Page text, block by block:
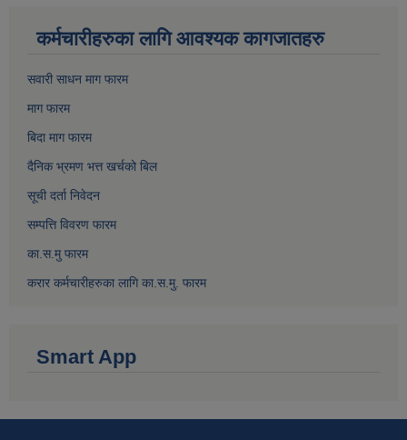
कर्मचारीहरुका लागि आवश्यक कागजातहरु
सवारी साधन माग फारम
माग फारम
बिदा माग फारम
दैनिक भ्रमण भत्त खर्चको बिल
सूची दर्ता निवेदन
सम्पत्ति विवरण फारम
का.स.मु फारम
करार कर्मचारीहरुका लागि का.स.मु. फारम
Smart App